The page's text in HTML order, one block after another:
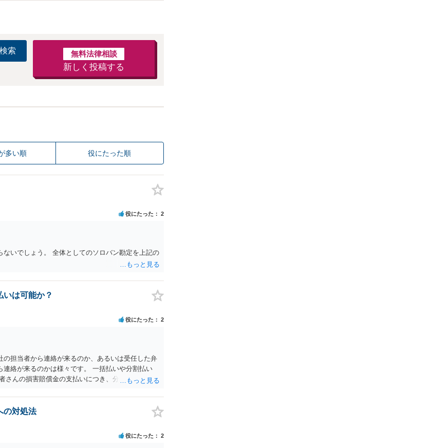
検索 無料法律相談
新しく投稿する
多い順 役にたった順
役にたった 2
いでしょう。 全体としてのソロバン勘定を上記の
は可能か？
役にたった 2
担当者から連絡が来るのか、あるいは受任した弁
絡が来るのかは様々です。 一括払いや分割払い
さんの損害賠償金の支払いにつき、分割払いに合意
けでもされることも検討ください。
の対処法
役にたった 2